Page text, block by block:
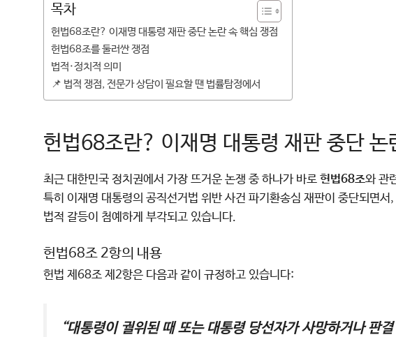
목차
헌법68조란? 이재명 대통령 재판 중단 논란 속 핵심 쟁점
헌법68조를 둘러싼 쟁점
법적·정치적 의미
📌 법적 쟁점, 전문가 상담이 필요할 땐 법률탐정에서
헌법68조란? 이재명 대통령 재판 중단 논
최근 대한민국 정치권에서 가장 뜨거운 논쟁 중 하나가 바로 헌법68조와 관
특히 이재명 대통령의 공직선거법 위반 사건 파기환송심 재판이 중단되면
법적 갈등이 첨예하게 부각되고 있습니다.
헌법68조 2항의 내용
헌법 제68조 제2항은 다음과 같이 규정하고 있습니다:
“대통령이 궐위된 때 또는 대통령 당선자가 사망하거나 판